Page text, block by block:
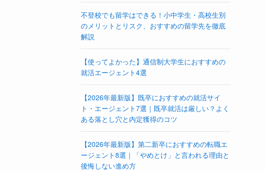
不登校でも留学はできる！小中学生・高校生別
のメリットとリスク、おすすめの留学先を徹底
解説
【使ってよかった】通信制大学生におすすめの
就活エージェント4選
【2026年最新版】既卒におすすめの就活サイ
ト・エージェント7選｜既卒就活は厳しい？よく
ある落とし穴と内定獲得のコツ
【2026年最新版】第二新卒におすすめの転職エ
ージェント8選｜「やめとけ」と言われる理由と
後悔しない進め方